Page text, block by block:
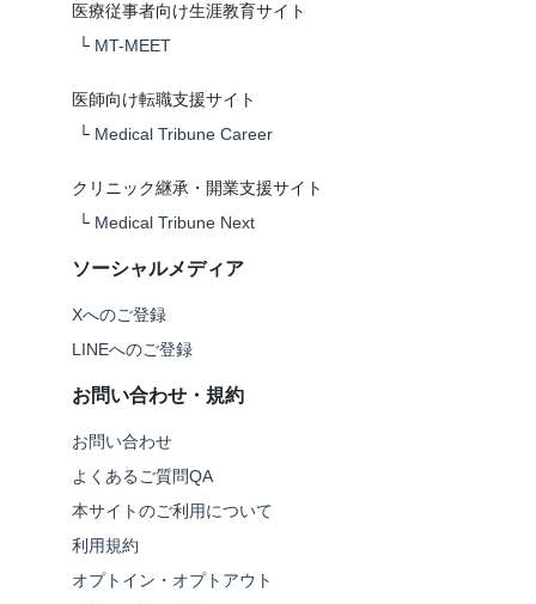
医療従事者向け生涯教育サイト
└ MT-MEET
医師向け転職支援サイト
└ Medical Tribune Career
クリニック継承・開業支援サイト
└ Medical Tribune Next
ソーシャルメディア
Xへのご登録
LINEへのご登録
お問い合わせ・規約
お問い合わせ
よくあるご質問QA
本サイトのご利用について
利用規約
オプトイン・オプトアウト